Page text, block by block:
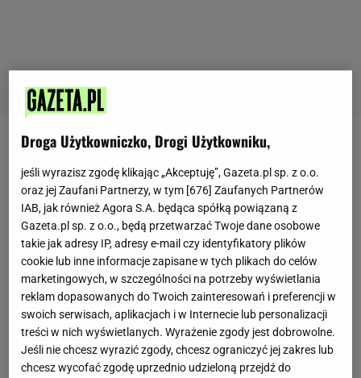
Karolina Klimek
Absolwentka dziennikarstwa na Wydziale Politologii
UMCS i studiów podyplomowych na kierunku grafika
komputerowa. Specjalizuje się w nowościach
filmowych, trendach w świecie mody oraz tematyce
parentingowej.
Przez lata związana ze światem reklamy, z
Gazetą.pl współpracuje od 2019 roku, w ramach
Droga Użytkowniczko, Drogi Użytkowniku,
jeśli wyrazisz zgodę klikając „Akceptuję”, Gazeta.pl sp. z o.o.
oraz jej Zaufani Partnerzy, w tym [676] Zaufanych Partnerów
IAB, jak również Agora S.A. będąca spółką powiązaną z
Gazeta.pl sp. z o.o., będą przetwarzać Twoje dane osobowe
takie jak adresy IP, adresy e-mail czy identyfikatory plików
cookie lub inne informacje zapisane w tych plikach do celów
marketingowych, w szczególności na potrzeby wyświetlania
reklam dopasowanych do Twoich zainteresowań i preferencji w
swoich serwisach, aplikacjach i w Internecie lub personalizacji
treści w nich wyświetlanych. Wyrażenie zgody jest dobrowolne.
Jeśli nie chcesz wyrazić zgody, chcesz ograniczyć jej zakres lub
chcesz wycofać zgodę uprzednio udzieloną przejdź do